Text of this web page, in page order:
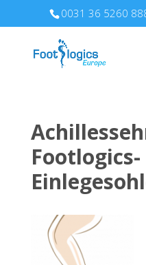
0031 36 5260
Footlogics-